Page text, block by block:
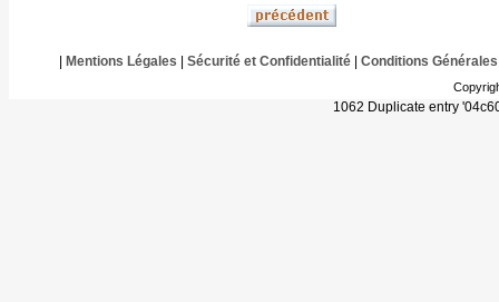
Mentions Légales Sécurité et Confidentialité| Conditions Générales
1062 Duplicate entry